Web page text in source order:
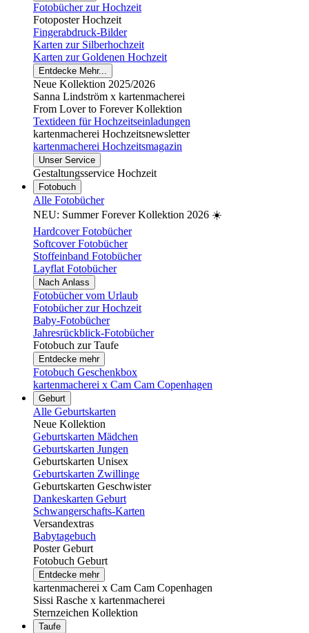
Fotobücher zur Hochzeit
Fotoposter Hochzeit
Fingerabdruck-Bilder
Karten zur Silberhochzeit
Karten zur Goldenen Hochzeit
Entdecke Mehr...
Neue Kollektion 2025/2026
Sanna Lindström x kartenmacherei
From Lover to Forever Kollektion
Textideen für Hochzeitseinladungen
kartenmacherei Hochzeitsnewsletter
kartenmacherei Hochzeitsmagazin
Unser Service
Gestaltungsservice Hochzeit
Fotobuch
Alle Fotobücher
NEU: Summer Forever Kollektion 2026 ☀️
Hardcover Fotobücher
Softcover Fotobücher
Stoffeinband Fotobücher
Layflat Fotobücher
Nach Anlass
Fotobücher vom Urlaub
Fotobücher zur Hochzeit
Baby-Fotobücher
Jahresrückblick-Fotobücher
Fotobuch zur Taufe
Entdecke mehr
Fotobuch Geschenkbox
kartenmacherei x Cam Cam Copenhagen
Geburt
Alle Geburtskarten
Neue Kollektion
Geburtskarten Mädchen
Geburtskarten Jungen
Geburtskarten Unisex
Geburtskarten Zwillinge
Geburtskarten Geschwister
Dankeskarten Geburt
Schwangerschafts-Karten
Versandextras
Babytagebuch
Poster Geburt
Fotobuch Geburt
Entdecke mehr
kartenmacherei x Cam Cam Copenhagen
Sissi Rasche x kartenmacherei
Sternzeichen Kollektion
Taufe